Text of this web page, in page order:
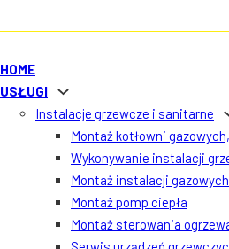
HOME
USŁUGI
Instalacje grzewcze i sanitarne
Montaż kotłowni
Wykonywanie instalacji
Montaż instalacji gazowych
Montaż pomp ciepła
Montaż sterowania